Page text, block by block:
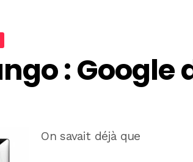
: Google
On savait déjà que